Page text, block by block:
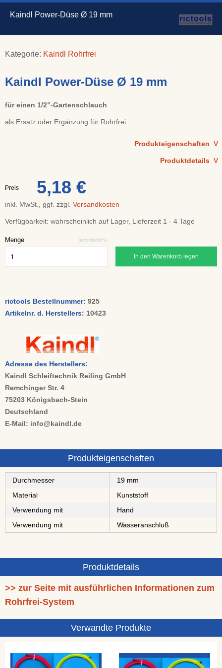
Kaindl Power-Düse Ø 19 mm
Kategorie: Kaindl Rohrfrei
Kaindl Power-Düse Ø 19 mm
für einen 1/2’’-Gartenschlauch
als Ersatz oder Ergänzung für Rohrfrei
Produkteigenschaften V
Produktdetails V
Preis 5,18 €
inkl. MwSt., ggf. zzgl. Versandkosten
Verfügbarkeit: wahrscheinlich auf Lager, Lieferzeit 1 - 4 Tage
Menge (erforderlich)
In den Warenkorb legen
rictools Bestellnummer: 925
Artikelnr. d. Herstellers: 10423
Adresse des Herstellers:
Kaindl Schleiftechnik Reiling GmbH
Remchinger Str. 4
75203 Königsbach-Stein
Deutschland
E-Mail: info@kaindl.de
Produkteigenschaften
Durchmesser
19 mm
Material
Kunststoff
Verwendung mit
Hand
Verwendung mit
Wasseranschluß
Produktdetails
>> zur Seite mit ausführlichen Informationen zum
Rohrfrei-System
Verwandte Produkte